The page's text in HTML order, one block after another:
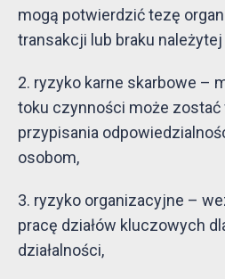
mogą potwierdzić tezę
transakcji lub braku
ryzyko karne skarbowe –
toku czynności może
przypisania
osobom,
ryzyko organizacyjne –
pracę działów kluczowych
działalności,